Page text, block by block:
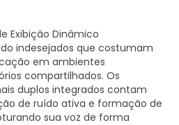
Exibição Dinâmico
indesejados que costumam
em ambientes
compartilhados. Os
duplos integrados contam
de ruído ativa e formação de
sua voz de forma